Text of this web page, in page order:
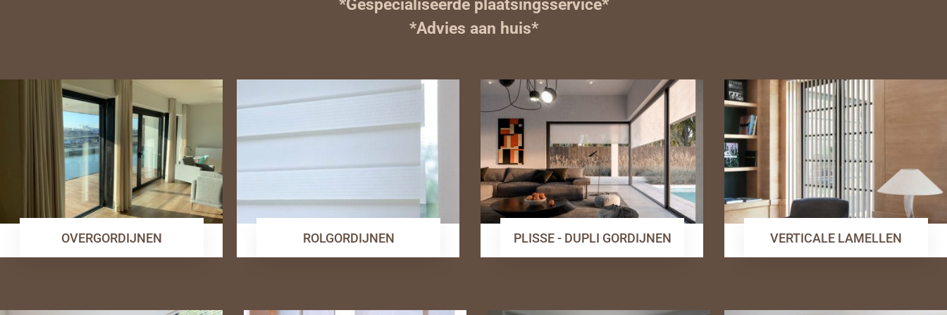
*Gespecialiseerde plaatsingsservice*
*Advies aan huis*
OVERGORDIJNEN ROLGORDIJNEN PLISSE - DUPLI GORDIJNEN VERTICALE LAMELLEN